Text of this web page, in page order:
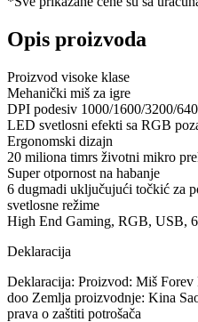
Opis proizvoda
Proizvod visoke klase
Mehanički miš za igre
DPI podesiv 1000/1600/3200/
LED svetlosni efekti sa RGB
Ergonomski dizajn
20 miliona timrs životni mikro
Super otpornost na habanje
6 dugmadi uključujući točkić za
svetlosne režime
High End Gaming, RGB, USB,
Deklaracija
Deklaracija: Proizvod: Miš
doo Zemlja proizvodnje: Kina
prava o zaštiti potrošača